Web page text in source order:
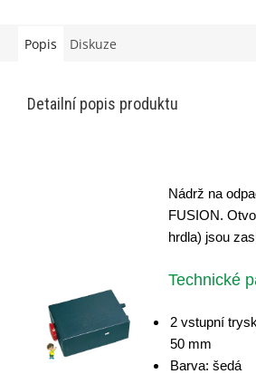
Popis Diskuze
Detailní popis produktu
Nádrž na
FUSION.
hrdla) jsou
Technické
2 vstupní
50 mm
Barva: šedá